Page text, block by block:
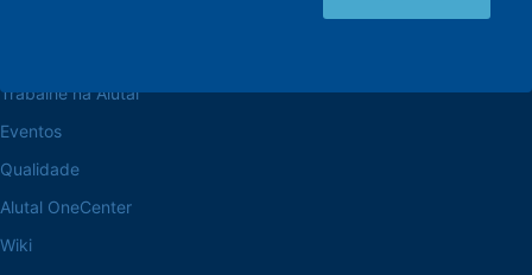
Trabalhe na Alutal
Eventos
Qualidade
Alutal OneCenter
Wiki